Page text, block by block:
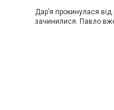
Дар’я прокинулася
зачинилися. Павло